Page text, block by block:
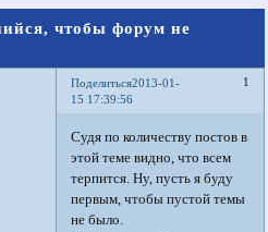
чтобы форум не
Поделиться 1
2013-01-
15 17:39:56
Судя по количеству постов в
этой теме видно, что всем
терпится. Ну, пусть я буду
первым, чтобы пустой темы
не было.